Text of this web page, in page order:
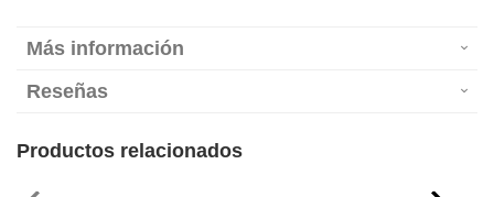
Más información
Reseñas
Productos relacionados